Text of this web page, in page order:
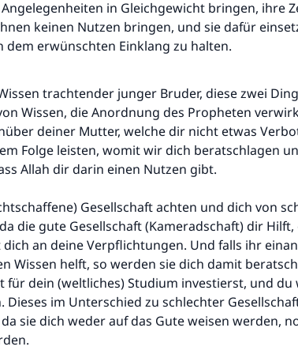
Angelegenheiten in Gleichgewicht bringen, ihre
keinen Nutzen bringen, und sie dafür
dem erwünschten Einklang zu halten.
trachtender junger Bruder, diese zwei
Wissen, die Anordnung des Propheten
deiner Mutter, welche dir nicht etwas
Folge leisten, womit wir dich beratschlagen
Allah dir darin einen Nutzen gibt.
Gesellschaft achten und dich von
die gute Gesellschaft (Kameradschaft) dir Hilft,
an deine Verpflichtungen. Und falls ihr
Wissen helft, so werden sie dich damit
für dein (weltliches) Studium investierst, und
Dieses im Unterschied zu schlechter
sie dich weder auf das Gute weisen werden,
Nr. 110845 rettete eine
die Arbeit von Islam Q&A
-Allahs Segen und Frieden auf ihm- sagte: